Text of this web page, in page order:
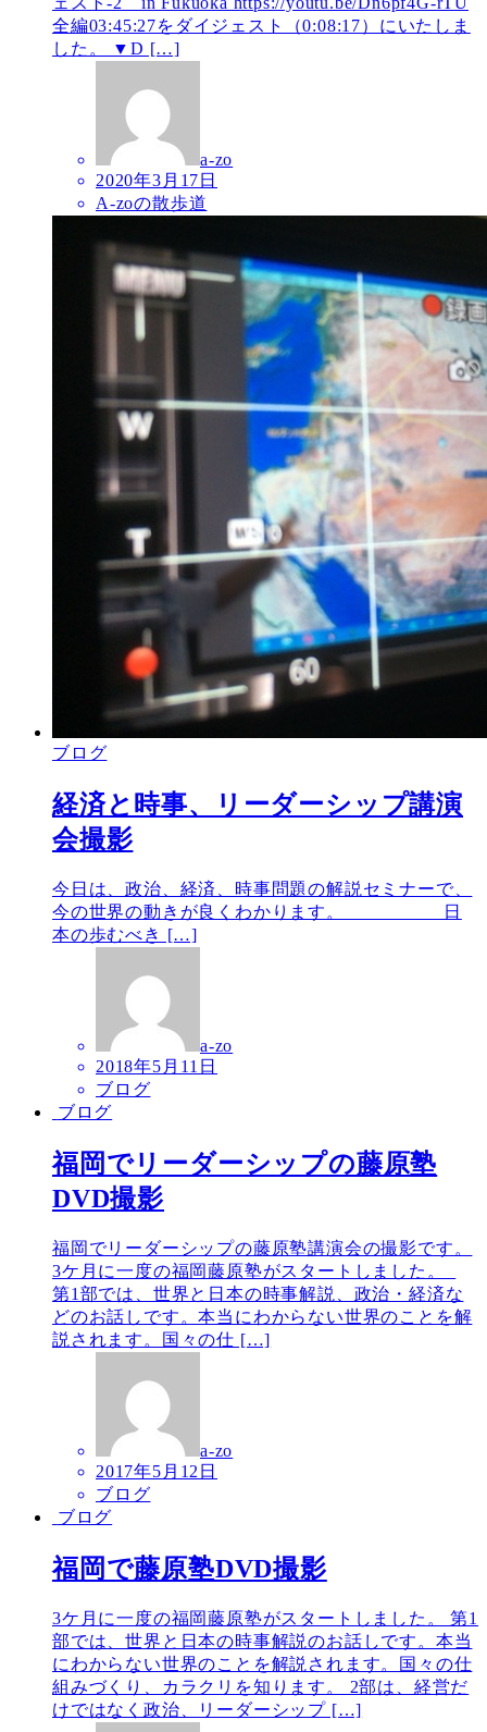
全編03:45:27をダイジェスト（0:08:17）にいたしま
した。 ▼D […]
a-zo
2020年3月17日
A-zoの散歩道
ブログ
経済と時事、リーダーシップ講演
会撮影
今日は、政治、経済、時事問題の解説セミナーで、
今の世界の動きが良くわかります。 日
本の歩むべき […]
a-zo
2018年5月11日
ブログ
ブログ
福岡でリーダーシップの藤原塾
DVD撮影
福岡でリーダーシップの藤原塾講演会の撮影です。
3ケ月に一度の福岡藤原塾がスタートしました。
第1部では、世界と日本の時事解説、政治・経済な
どのお話しです。本当にわからない世界のことを解
説されます。国々の仕 […]
a-zo
2017年5月12日
ブログ
ブログ
福岡で藤原塾DVD撮影
3ケ月に一度の福岡藤原塾がスタートしました。 第1
部では、世界と日本の時事解説のお話しです。本当
にわからない世界のことを解説されます。国々の仕
組みづくり、カラクリを知ります。 2部は、経営だ
けではなく政治、リーダーシップ […]